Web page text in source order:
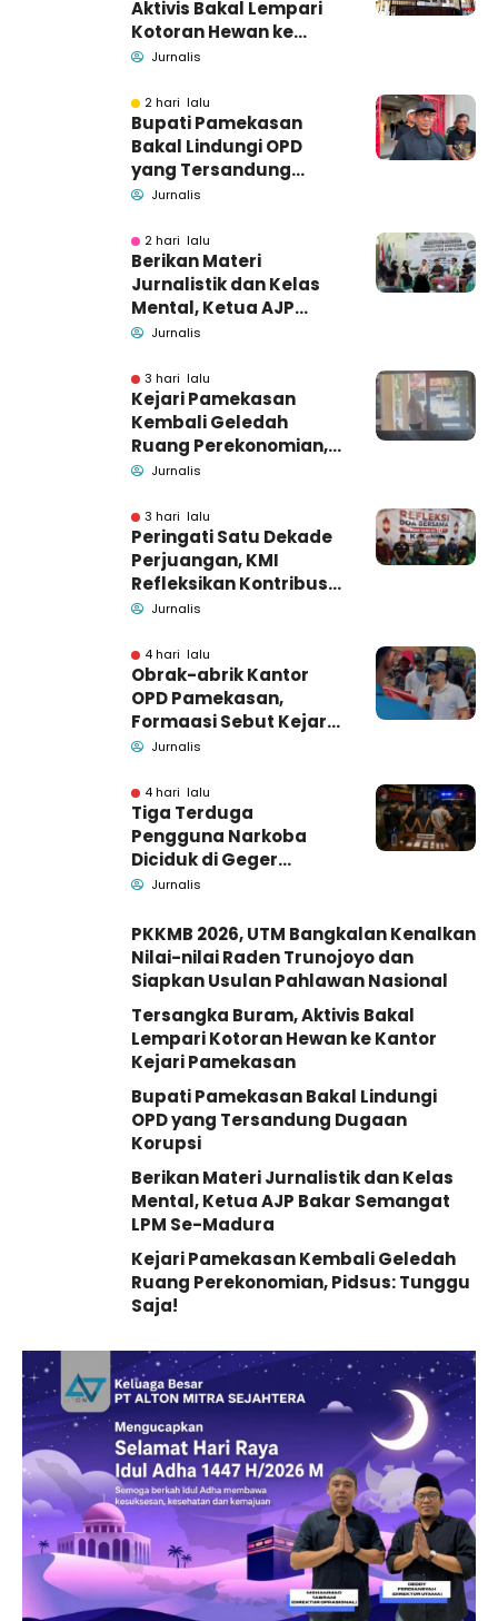
Aktivis Bakal Lempari
Kotoran Hewan ke
Kantor Kejari
Jurnalis
2 hari lalu
Bupati Pamekasan
Bakal Lindungi OPD
yang Tersandung
Dugaan Korupsi
Jurnalis
2 hari lalu
Berikan Materi
Jurnalistik dan Kelas
Mental, Ketua AJP
Bakar Semangat LPM
Jurnalis
3 hari lalu
Kejari Pamekasan
Kembali Geledah
Ruang Perekonomian,
Pidsus: Tunggu Saja!
Jurnalis
3 hari lalu
Peringati Satu Dekade
Perjuangan, KMI
Refleksikan Kontribusi
untuk Masyarakat
Jurnalis
4 hari lalu
Obrak-abrik Kantor
OPD Pamekasan,
Formaasi Sebut Kejari
Pamekasan
Jurnalis
4 hari lalu
Tiga Terduga
Pengguna Narkoba
Diciduk di Geger
Bangkalan, Polisi Masih
Barang Bukti
Jurnalis
PKKMB 2026, UTM Bangkalan Kenalkan
Nilai-nilai Raden Trunojoyo dan
Siapkan Usulan Pahlawan Nasional
Tersangka Buram, Aktivis Bakal
Lempari Kotoran Hewan ke Kantor
Kejari Pamekasan
Bupati Pamekasan Bakal Lindungi
OPD yang Tersandung Dugaan
Korupsi
Berikan Materi Jurnalistik dan Kelas
Mental, Ketua AJP Bakar Semangat
LPM Se-Madura
Kejari Pamekasan Kembali Geledah
Ruang Perekonomian, Pidsus: Tunggu
Saja!